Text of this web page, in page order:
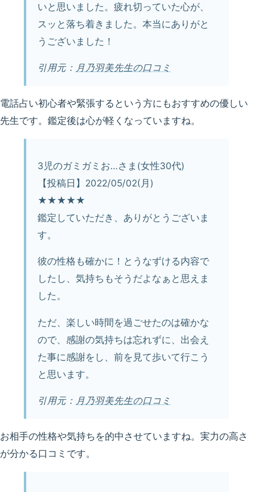
いと思いました。疲れ切っていた心が、
スッと落ち着きました。本当にありがと
うございました！
引用元： 月乃羽美先生の口コミ
電話占い初心者や緊張するという方にもおすすめの優しい
先生です。鑑定後は心が軽くなっていますね。
3児のガミガミお…さま(女性30代)
【投稿日】2022/05/02(月)
★★★★★
鑑定していただき、ありがとうございま
す。
彼の性格も確かに！とうなずける内容で
したし、気持ちもそうだよなぁと思えま
した。
ただ、楽しい時間を過ごせたのは確かな
ので、感謝の気持ちは忘れずに、出会え
た事に感謝をし、前を見て歩いて行こう
と思います。
引用元： 月乃羽美先生の口コミ
お相手の性格や気持ちを的中させていますね。実力の高さ
が分かる口コミです。